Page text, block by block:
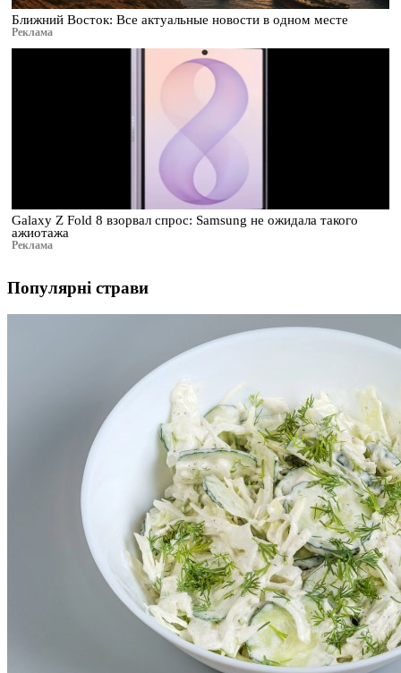
Ближний Восток: Все актуальные новости в одном месте
Реклама
Galaxy Z Fold 8 взорвал спрос: Samsung не ожидала такого
ажиотажа
Реклама
Популярні страви